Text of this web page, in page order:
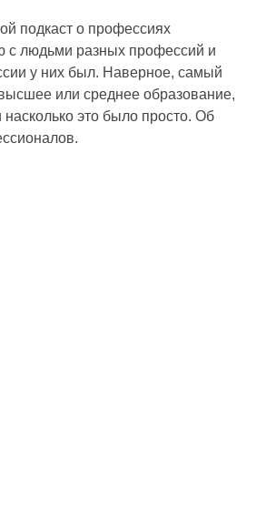
подкаст о профессиях
с людьми разных профессий и
у них был. Наверное, самый
или среднее образование,
это было просто. Об